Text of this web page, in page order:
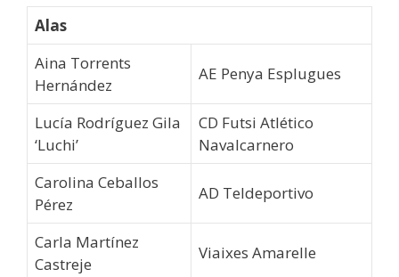
Alas
Aina Torrents
Hernández
AE Penya Esplugues
Lucía Rodríguez Gila
‘Luchi’
CD Futsi Atlético
Navalcarnero
Carolina Ceballos
Pérez
AD Teldeportivo
Carla Martínez
Castreje
Viaixes Amarelle